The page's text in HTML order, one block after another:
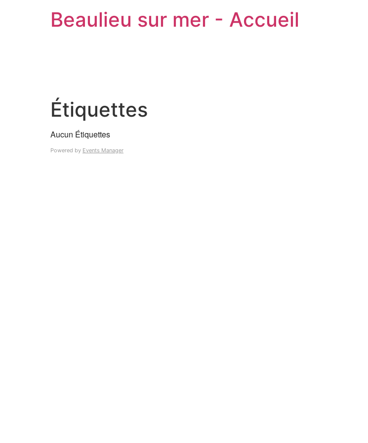
Beaulieu sur mer - Accueil
Étiquettes
Aucun Étiquettes
Powered by Events Manager